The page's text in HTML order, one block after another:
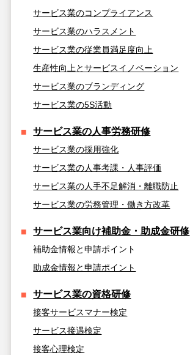
サービス業のコンプライアンス
サービス業のハラスメント
サービス業の従業員満足度向上
生産性向上とサービスイノベーション
サービス業のブランディング
サービス業の5S活動
サービス業の人事労務研修
サービス業の採用強化
サービス業の人事考課・人事評価
サービス業の人手不足解消・離職防止
サービス業の労務管理・働き方改革
サービス業向け補助金・助成金研修
補助金情報と申請ポイント
助成金情報と申請ポイント
サービス業の資格研修
接客サービスマナー検定
サービス接遇検定
接客心理検定